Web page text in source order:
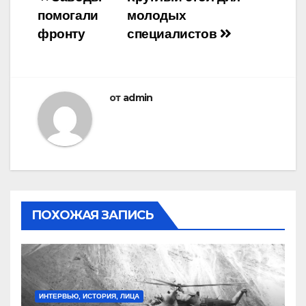
по
молодых
специалистов
помогали
фронту
от admin
ПОХОЖАЯ ЗАПИСЬ
ИНТЕРВЬЮ, ИСТОРИЯ, ЛИЦА